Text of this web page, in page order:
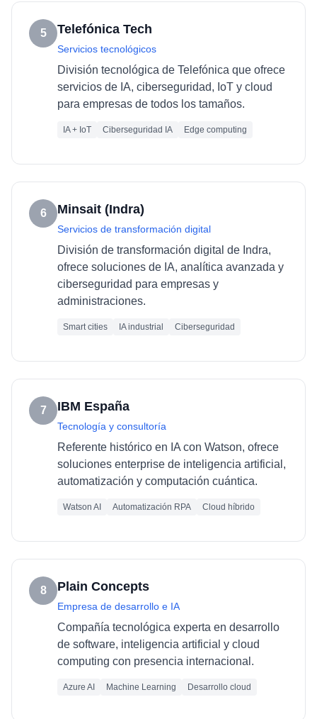
5 Telefónica Tech
Servicios tecnológicos
División tecnológica de Telefónica que ofrece
servicios de IA, ciberseguridad, IoT y cloud
para empresas de todos los tamaños.
IA + IoT Ciberseguridad IA Edge computing
6 Minsait (Indra)
Servicios de transformación digital
División de transformación digital de Indra,
ofrece soluciones de IA, analítica avanzada y
ciberseguridad para empresas y
administraciones.
Smart cities IA industrial Ciberseguridad
7 IBM España
Tecnología y consultoría
Referente histórico en IA con Watson, ofrece
soluciones enterprise de inteligencia artificial,
automatización y computación cuántica.
Watson AI Automatización RPA Cloud híbrido
8 Plain Concepts
Empresa de desarrollo e IA
Compañía tecnológica experta en desarrollo
de software, inteligencia artificial y cloud
computing con presencia internacional.
Azure AI Machine Learning Desarrollo cloud